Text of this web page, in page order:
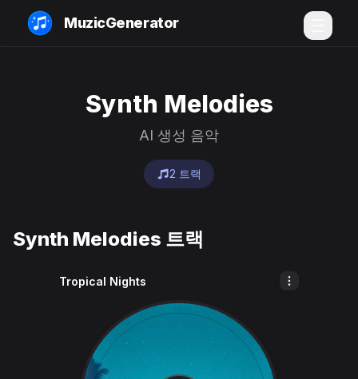
MuzicGenerator
Synth Melodies
AI 생성 음악
2 트랙
Synth Melodies 트랙
Tropical Nights